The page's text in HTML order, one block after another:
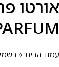
עמוד הבית »